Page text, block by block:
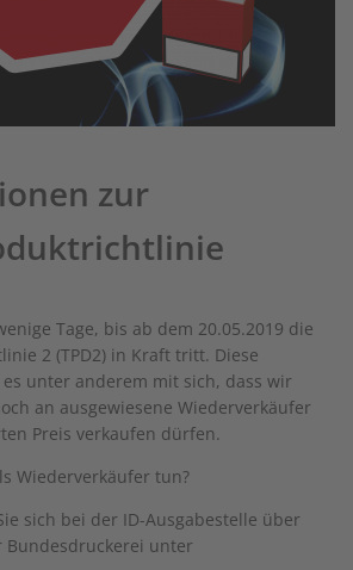
zur
Tage, bis ab dem 20.05.2019 die
2 (TPD2) in Kraft tritt. Diese
unter anderem mit sich, dass wir
an ausgewiesene Wiederverkäufer
Preis verkaufen dürfen.
Wiederverkäufer tun?
sich bei der ID-Ausgabestelle über
Bundesdruckerei unter